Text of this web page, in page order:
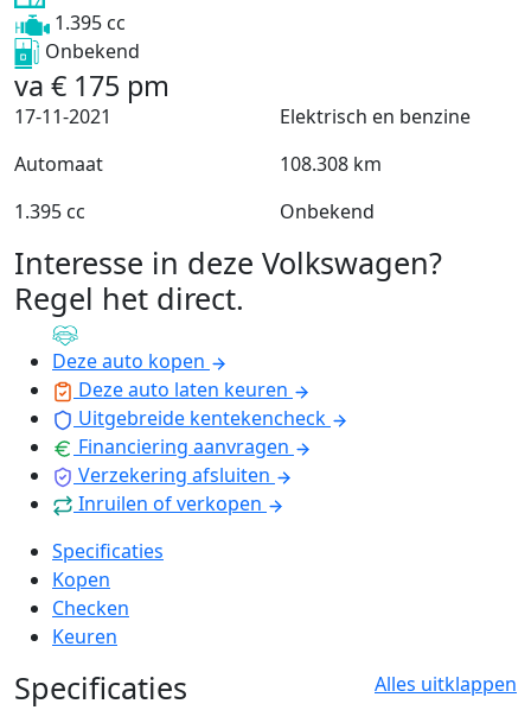
1.395 cc
Onbekend
va € 175 pm
17-11-2021
Elektrisch en benzine
Automaat
108.308 km
1.395 cc
Onbekend
Interesse in deze Volkswagen?
Regel het direct.
Deze auto kopen
Deze auto laten keuren
Uitgebreide kentekencheck
Financiering aanvragen
Verzekering afsluiten
Inruilen of verkopen
Specificaties
Kopen
Checken
Keuren
Specificaties Alles uitklappen